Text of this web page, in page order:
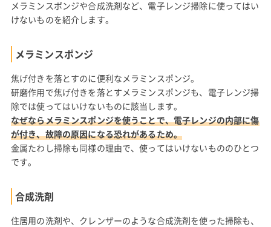
メラミンスポンジや合成洗剤など、電子レンジ掃除に使ってはい
けないものを紹介します。
メラミンスポンジ
焦げ付きを落とすのに便利なメラミンスポンジ。
研磨作用で焦げ付きを落とすメラミンスポンジも、電子レンジ掃
除では使ってはいけないものに該当します。
なぜならメラミンスポンジを使うことで、電子レンジの内部に傷
が付き、故障の原因になる恐れがあるため。
金属たわし掃除も同様の理由で、使ってはいけないもののひとつ
です。
合成洗剤
住居用の洗剤や、クレンザーのような合成洗剤を使った掃除も、